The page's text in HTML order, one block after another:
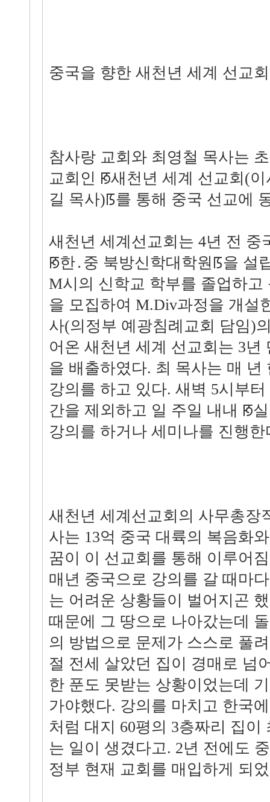
중국을 향한 새천년 세계 선교회
참사랑 교회와 최영철 목사는
교회인 ꡐ새천년 세계 선교회(
길 목사)ꡑ를 통해 중국 선교에
새천년 세계선교회는 4년 전 중
ꡐ한․중 북방신학대학원ꡑ을 설
M시의 신학교 학부를 졸업하고
을 모집하여 M.Div과정을 개설
사(의정부 예광침례교회 담임)
어온 새천년 세계 선교회는 3년
을 배출하였다. 최 목사는 매 년
강의를 하고 있다. 새벽 5시부
간을 제외하고 일 주일 내내 ꡐ
강의를 하거나 세미나를 진행한
새천년 세계선교회의 사무총장
사는 13억 중국 대륙의 복음화
꿈이 이 선교회를 통해 이루어
매년 중국으로 강의를 갈 때마
는 어려운 상황들이 벌어지곤
때문에 그 땅으로 나아갔는데
의 방법으로 문제가 스스로 풀
절 전세 살았던 집이 경매로 넘
한 푼도 못받는 상황이었는데
가야했다. 강의를 마치고 한국
처럼 대지 60평의 3층짜리 집이
는 일이 생겼다고. 2년 전에도
정부 현재 교회를 매입하게 되